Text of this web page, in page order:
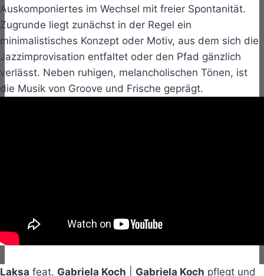
Auskomponiertes im Wechsel mit freier Spontanität.
Zugrunde liegt zunächst in der Regel ein
minimalistisches Konzept oder Motiv, aus dem sich die
Jazzimprovisation entfaltet oder den Pfad gänzlich
verlässt. Neben ruhigen, melancholischen Tönen, ist
die Musik von Groove und Frische geprägt.
Laksa feat. Gabriela Koch Gabriela Koch pflegt und